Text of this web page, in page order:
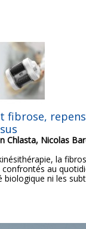
fibrose,
Chlasta, Nicolas
la
au
ni les